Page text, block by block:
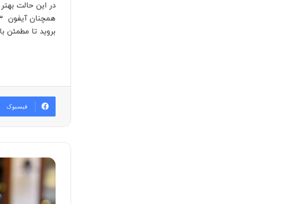
در این حالت
بروید تا مطمئن
فیسبوک
م
ق